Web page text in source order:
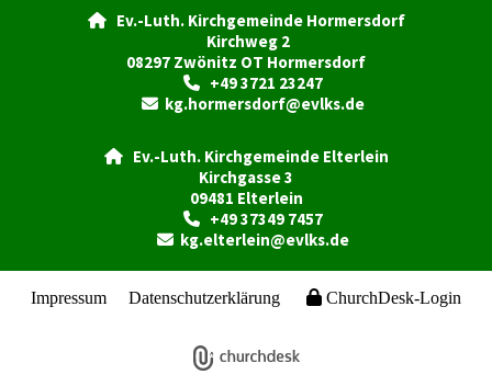
Ev.-Luth. Kirchgemeinde Hormersdorf
Kirchweg 2
08297 Zwönitz OT Hormersdorf
+49 3721 23247
 kg.hormersdorf@evlks.de
Ev.-Luth. Kirchgemeinde Elterlein
Kirchgasse 3
09481 Elterlein
+49 37349 7457
 kg.elterlein@evlks.de
Impressum Datenschutzerklärung ChurchDesk-Login